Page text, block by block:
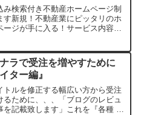
み検索付き不動産ホームページ制
す新規！不動産業にピッタリのホ
ージが手に入る！サービス内容絞
社概要・お客様の声・物件一覧・
せ（スタッフブログ...
ラで受注を増やすために
イター編』
ルを修正する幅広い方から受注
るために、、、「ブログのレビュ
を記載致します」これを『各種 記